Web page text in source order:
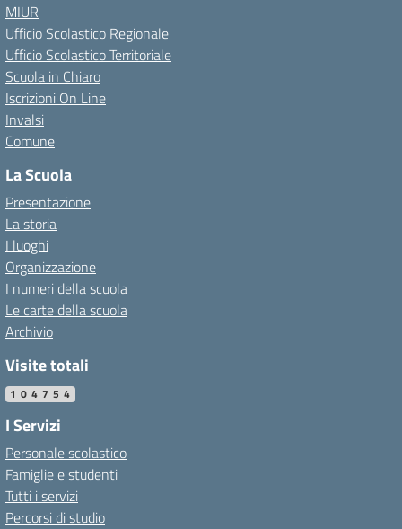
MIUR
Ufficio Scolastico Regionale
Ufficio Scolastico Territoriale
Scuola in Chiaro
Iscrizioni On Line
Invalsi
Comune
La Scuola
Presentazione
La storia
I luoghi
Organizzazione
I numeri della scuola
Le carte della scuola
Archivio
Visite totali
104754
I Servizi
Personale scolastico
Famiglie e studenti
Tutti i servizi
Percorsi di studio